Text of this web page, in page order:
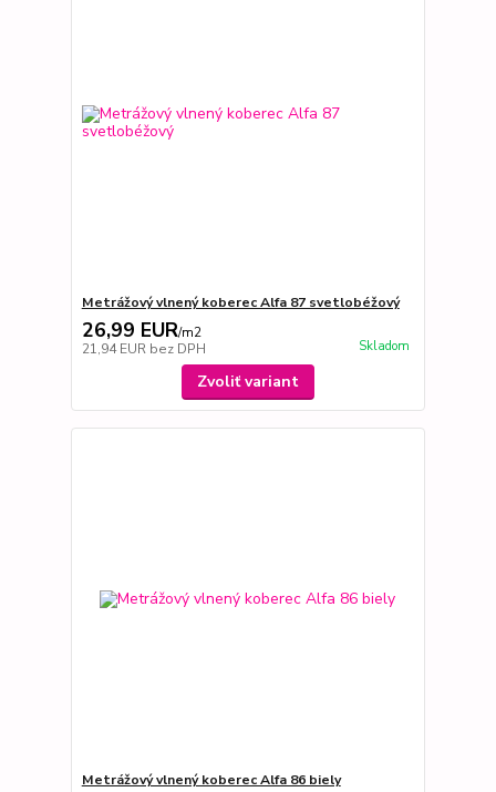
Metrážový vlnený koberec Alfa 87 svetlobéžový
26,99 EUR/m2
21,94 EUR bez DPH Skladom
Zvoliť variant
Metrážový vlnený koberec Alfa 86 biely